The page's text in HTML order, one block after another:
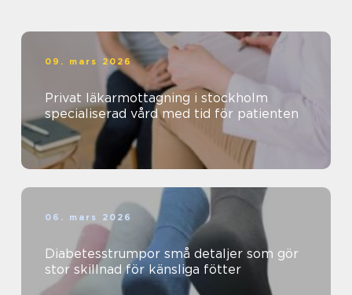
09. mars 2026
Privat läkarmottagning i stockholm
specialiserad vård med tid för patienten
06. mars 2026
Diabetesstrumpor små detaljer som gör
stor skillnad för känsliga fötter